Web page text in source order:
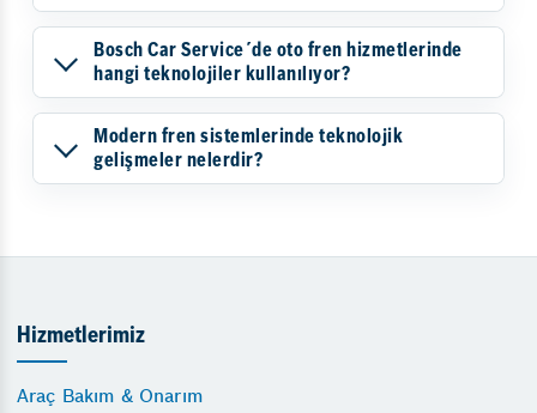
Bosch Car Service´de oto fren hizmetlerinde
hangi teknolojiler kullanılıyor?
Modern fren sistemlerinde teknolojik
gelişmeler nelerdir?
Hizmetlerimiz
Araç Bakım & Onarım